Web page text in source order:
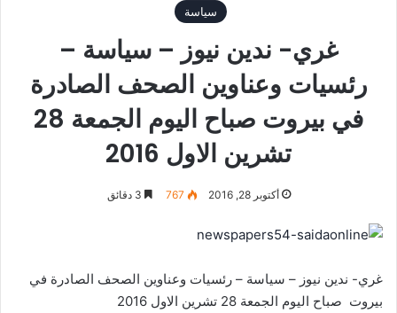
سياسة
غري- ندين نيوز – سياسة –
رئسيات وعناوين الصحف الصادرة
في بيروت صباح اليوم الجمعة 28
تشرين الاول 2016
أكتوبر 28, 2016 767
غري- ندين نيوز – سياسة – رئسيات وعناوين الصحف الصادرة في
بيروت صباح اليوم الجمعة 28 تشرين الاول 2016